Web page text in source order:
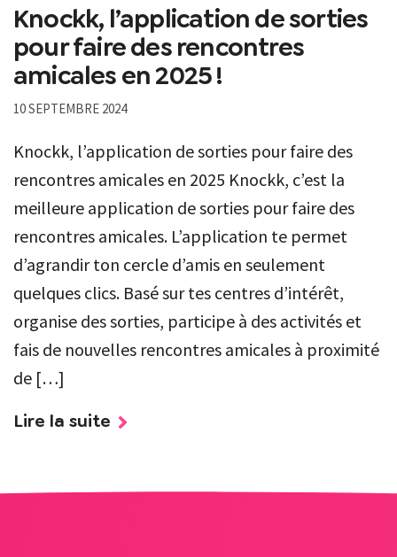
Knockk, l’application de sorties
pour faire des rencontres
amicales en 2025 !
10 SEPTEMBRE 2024
Knockk, l’application de sorties pour faire des
rencontres amicales en 2025 Knockk, c’est la
meilleure application de sorties pour faire des
rencontres amicales. L’application te permet
d’agrandir ton cercle d’amis en seulement
quelques clics. Basé sur tes centres d’intérêt,
organise des sorties, participe à des activités et
fais de nouvelles rencontres amicales à proximité
de […]
Lire la suite